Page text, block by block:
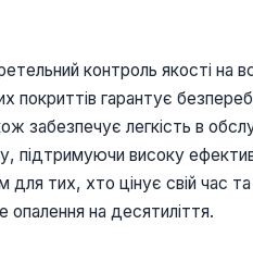
контроль якості на
покриттів гарантує
забезпечує легкість в
підтримуючи високу
тих, хто цінує свій час та
опалення на десятиліття.